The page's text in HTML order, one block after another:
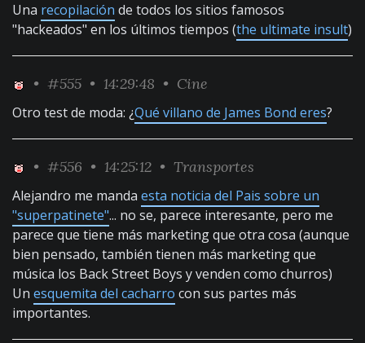
Una recopilación de todos los sitios famosos
"hackeados" en los últimos tiempos (the ultimate insult)
• #555 • 14:29:48 • Cine
Otro test de moda: ¿Qué villano de James Bond eres?
• #556 • 14:25:12 • Transportes
Alejandro me manda esta noticia del Pais sobre un
"superpatinete"... no se, parece interesante, pero me
parece que tiene más marketing que otra cosa (aunque
bien pensado, también tienen más marketing que
música los Back Street Boys y venden como churros)
Un esquemita del cacharro con sus partes más
importantes.